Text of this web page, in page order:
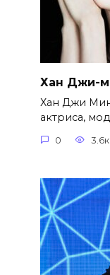
Хан Джи-
Хан Джи
актриса,
0 3.6к.